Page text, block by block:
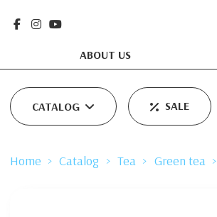
ABOUT US
CATALOG SALE
Home Catalog Tea Green tea